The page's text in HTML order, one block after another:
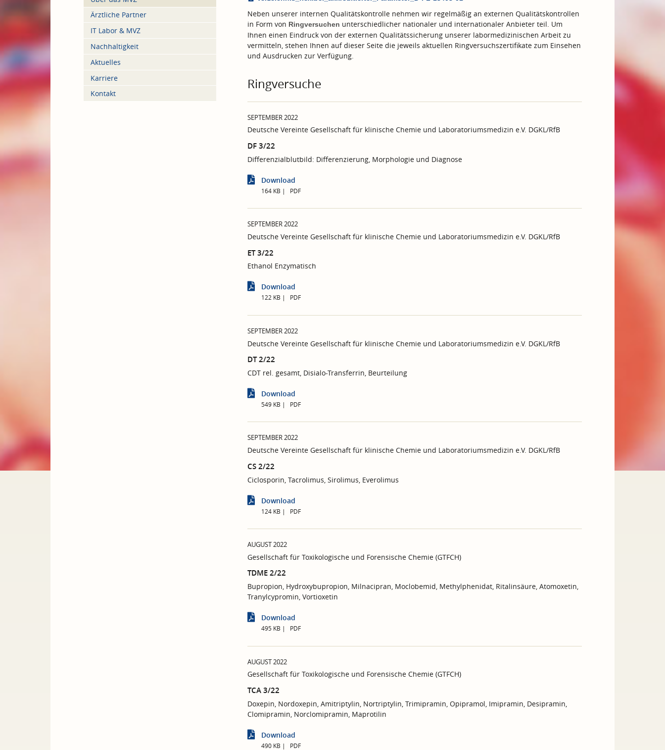
Ärztliche Partner
IT Labor & MVZ
Nachhaltigkeit
Aktuelles
Karriere
Kontakt
Neben unserer internen Qualitätskontrolle nehmen wir regelmäßig an externen Qualitätskontrollen
in Form von Ringversuchen unterschiedlicher nationaler und internationaler Anbieter teil. Um
Ihnen einen Eindruck von der externen Qualitätssicherung unserer labormedizinischen Arbeit zu
vermitteln, stehen Ihnen auf dieser Seite die jeweils aktuellen Ringversuchszertifikate zum Einsehen
und Ausdrucken zur Verfügung.
Ringversuche
SEPTEMBER 2022
Deutsche Vereinte Gesellschaft für klinische Chemie und Laboratoriumsmedizin e.V. DGKL/RfB
DF 3/22
Differenzialblutbild: Differenzierung, Morphologie und Diagnose
Download
164 KB PDF
SEPTEMBER 2022
Deutsche Vereinte Gesellschaft für klinische Chemie und Laboratoriumsmedizin e.V. DGKL/RfB
ET 3/22
Ethanol Enzymatisch
Download
122 KB PDF
SEPTEMBER 2022
Deutsche Vereinte Gesellschaft für klinische Chemie und Laboratoriumsmedizin e.V. DGKL/RfB
DT 2/22
CDT rel. gesamt, Disialo-Transferrin, Beurteilung
Download
549 KB PDF
SEPTEMBER 2022
Deutsche Vereinte Gesellschaft für klinische Chemie und Laboratoriumsmedizin e.V. DGKL/RfB
CS 2/22
Ciclosporin, Tacrolimus, Sirolimus, Everolimus
Download
124 KB PDF
AUGUST 2022
Gesellschaft für Toxikologische und Forensische Chemie (GTFCH)
TDME 2/22
Bupropion, Hydroxybupropion, Milnacipran, Moclobemid, Methylphenidat, Ritalinsäure, Atomoxetin,
Tranylcypromin, Vortioxetin
Download
495 KB PDF
AUGUST 2022
Gesellschaft für Toxikologische und Forensische Chemie (GTFCH)
TCA 3/22
Doxepin, Nordoxepin, Amitriptylin, Nortriptylin, Trimipramin, Opipramol, Imipramin, Desipramin,
Clomipramin, Norclomipramin, Maprotilin
Download
490 KB PDF